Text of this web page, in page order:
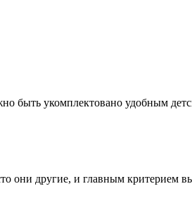
быть укомплектовано удобным
другие, и главным критерием